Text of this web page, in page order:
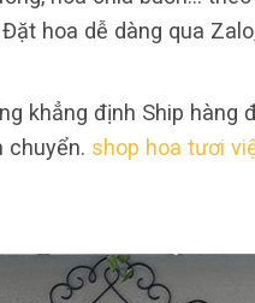
hoa dễ dàng qua
khẳng định Ship
chuyển. shop hoa tươi